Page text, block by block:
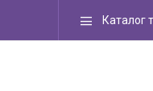
Каталог